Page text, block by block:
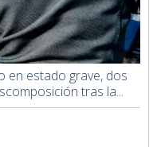
en estado grave, dos
tras la...